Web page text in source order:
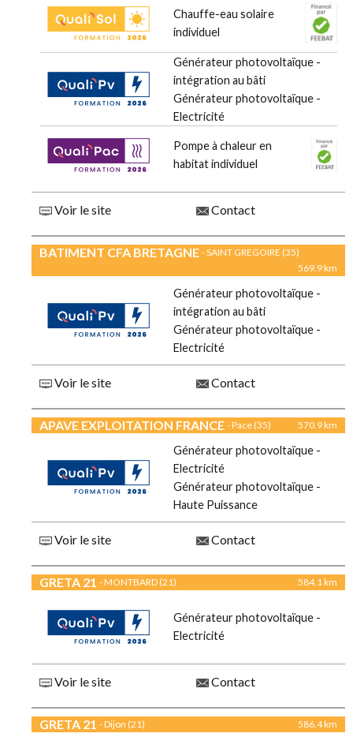
Chauffe-eau solaire
individuel
Générateur photovoltaïque -
intégration au bâti
Générateur photovoltaïque -
Electricité
Pompe à chaleur en
habitat individuel
Voir le site Contact
BATIMENT CFA BRETAGNE - SAINT GREGOIRE (35)
569.9 km
Générateur photovoltaïque -
intégration au bâti
Générateur photovoltaïque -
Electricité
Voir le site Contact
APAVE EXPLOITATION FRANCE - Pace (35) 570.9 km
Générateur photovoltaïque -
Electricité
Générateur photovoltaïque -
Haute Puissance
Voir le site Contact
GRETA 21 - MONTBARD (21) 584.1 km
Générateur photovoltaïque -
Electricité
Voir le site Contact
GRETA 21 - Dijon (21) 586.4 km